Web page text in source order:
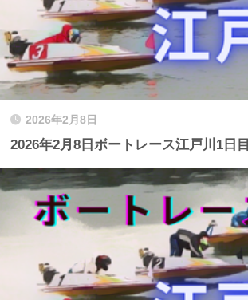
2026年2月8日
2026年2月8日ボートレース江戸川1日